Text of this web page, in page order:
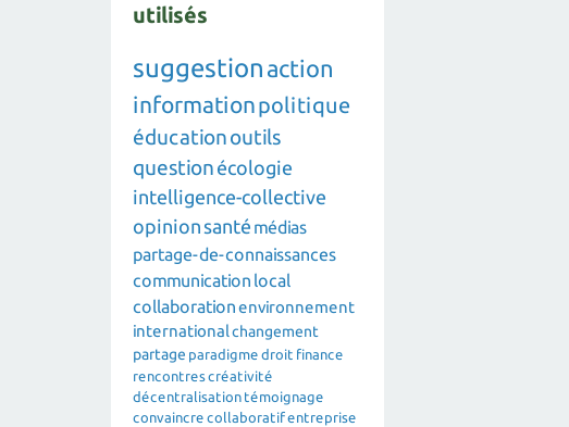
utilisés
suggestion action
informationpolitique
éducationoutils
question écologie
intelligence-collective
opinion santé médias
partage-de-connaissances
communication local
collaborationenvironnement
internationalchangement
partage paradigme droit finance
rencontrescréativité
décentralisation témoignage
convaincre collaboratifentreprise